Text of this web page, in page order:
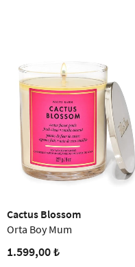
Cactus Blossom
Orta Boy Mum
1.599,00 ₺